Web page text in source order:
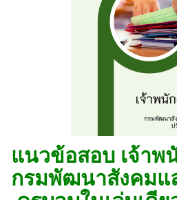
แนวข้อสอบ เจ้าพ
กรมพัฒนาสังคมแ